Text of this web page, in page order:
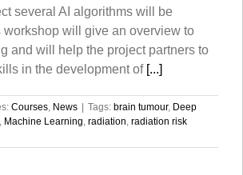
several AI algorithms will be
will give an overview to
and will help the project partners to
in the development of [...]
Courses News | Tags: brain tumour, Deep
Machine Learning radiation radiation risk